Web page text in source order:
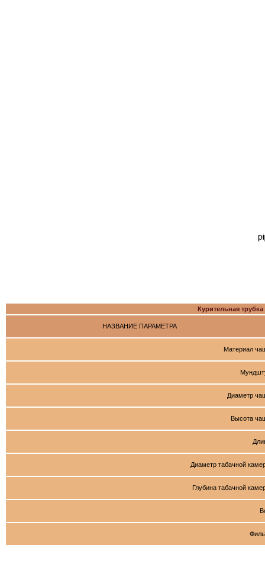
Курительная
НАЗВАНИЕ ПАРАМЕТРА
Материал
Диаметр
Высота
Диаметр табачной
Глубина табачной